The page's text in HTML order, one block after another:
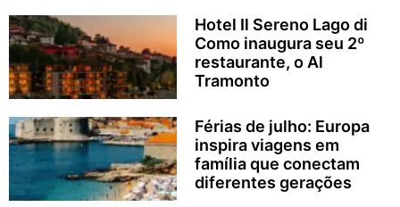
Hotel Il Sereno Lago di
Como inaugura seu 2º
restaurante, o Al
Tramonto
Férias de julho: Europa
inspira viagens em
família que conectam
diferentes gerações